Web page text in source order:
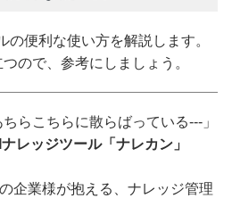
の便利な使い方を解説します。
ので、参考にしましょう。
らこちらに散らばっている---」
レッジツール「ナレカン」
企業様が抱える、ナレッジ管理